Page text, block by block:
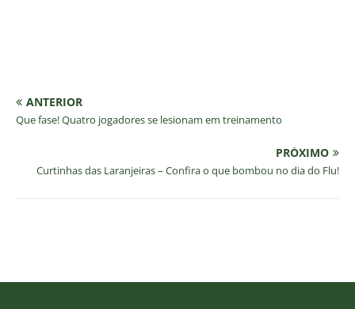
ANTERIOR
Que fase! Quatro jogadores se lesionam em treinamento
PRÓXIMO
Curtinhas das Laranjeiras – Confira o que bombou no dia do Flu!